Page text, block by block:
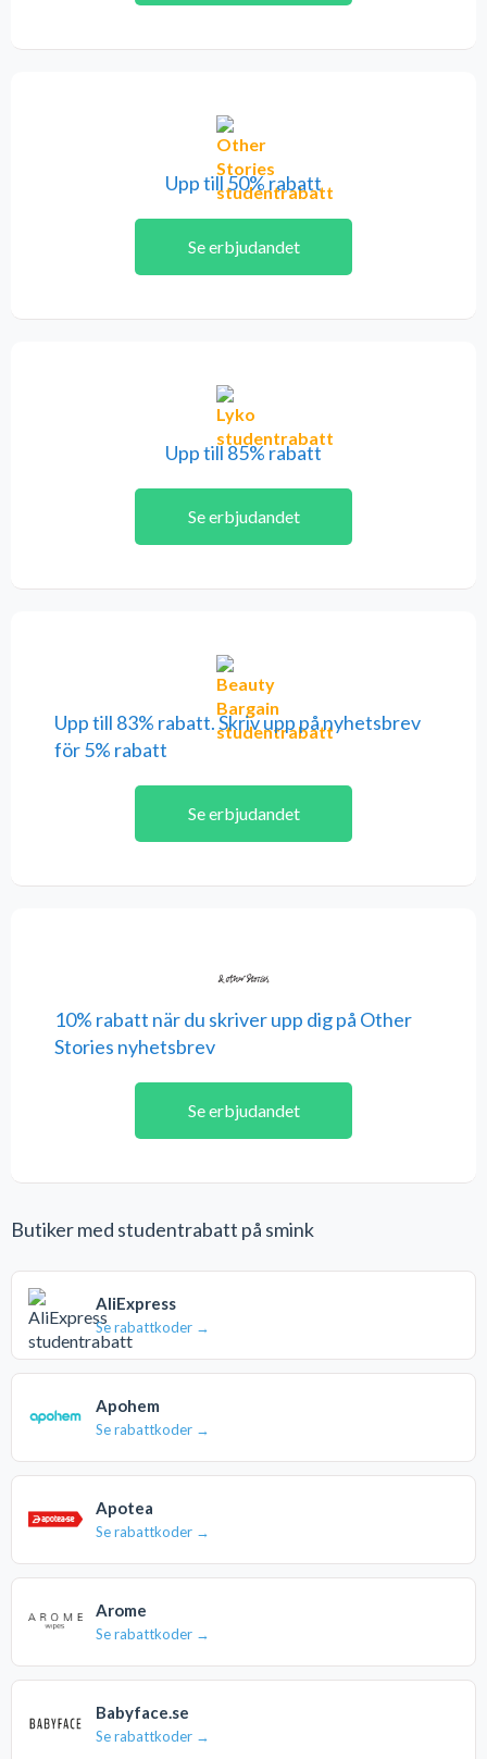
Upp till 50% rabatt
Se erbjudandet
Upp till 85% rabatt
Se erbjudandet
Upp till 83% rabatt. Skriv upp på nyhetsbrev
för 5% rabatt
Se erbjudandet
10% rabatt när du skriver upp dig på Other
Stories nyhetsbrev
Se erbjudandet
Butiker med studentrabatt på smink
AliExpress
Se rabattkoder →
Apohem
Se rabattkoder →
Apotea
Se rabattkoder →
Arome
Se rabattkoder →
Babyface.se
Se rabattkoder →